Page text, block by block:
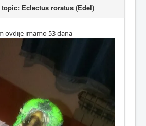
Eclectus roratus (Edel)
ovdije imamo 53 dana